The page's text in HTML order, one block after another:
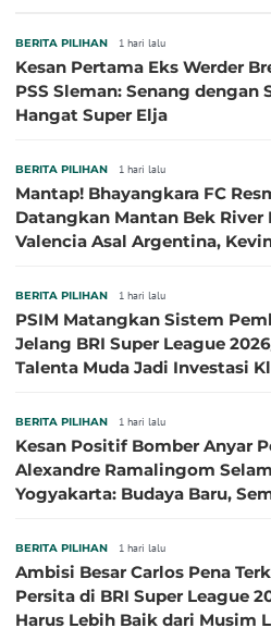
BERITA PILIHAN 1 hari lalu
Kesan Pertama Eks Werder
PSS Sleman: Senang dengan
Hangat Super Elja
BERITA PILIHAN 1 hari lalu
Mantap! Bhayangkara FC
Datangkan Mantan Bek River
Valencia Asal Argentina, Kevin Leonel
BERITA PILIHAN 1 hari lalu
PSIM Matangkan Sistem
Jelang BRI Super League
Talenta Muda Jadi Investasi
BERITA PILIHAN 1 hari lalu
Kesan Positif Bomber Anyar
Alexandre Ramalingom
Yogyakarta: Budaya Baru,
BERITA PILIHAN 1 hari lalu
Ambisi Besar Carlos Pena
Persita di BRI Super League
Harus Lebih Baik dari Musim